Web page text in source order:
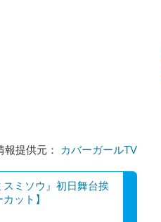
報提供元：
カバーガールTV
スミソウ』初日舞台挨
ット】